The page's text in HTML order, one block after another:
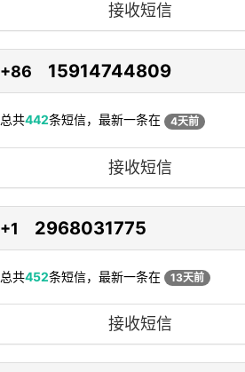
接收短信
+86 15914744809
总共442条短信，最新一条在 4天前
接收短信
+1 2968031775
总共452条短信，最新一条在 13天前
接收短信